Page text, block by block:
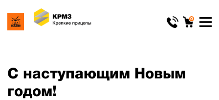
0
С наступающим Новым
годом!